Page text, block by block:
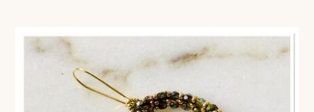
CONTACT
MIJN ACCOUNT